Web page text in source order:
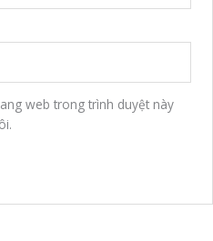
web trong trình duyệt này